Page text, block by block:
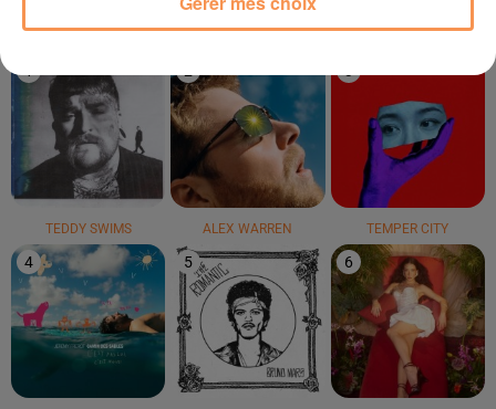
1
TEDDY SWIMS
2
ALEX WARREN
3
TEMPER CITY
4 5 6